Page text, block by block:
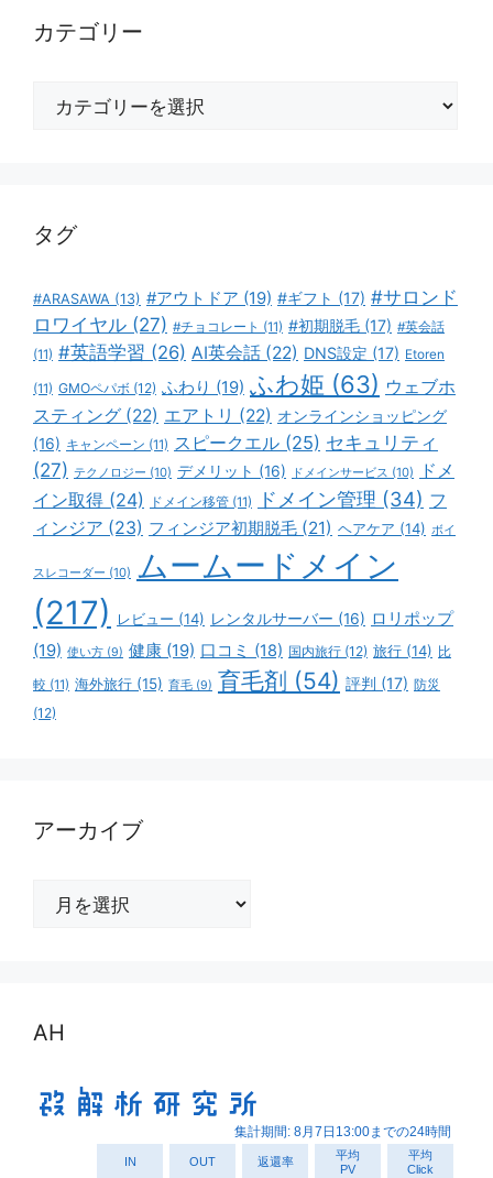
カテゴリー
タグ
#ARASAWA (13) #アウトドア (19) #ギフト (17) #サロンド
ロワイヤル (27) #チョコレート (11) #初期脱毛 (17) #英会話
(11) #英語学習 (26) AI英会話 (22) DNS設定 (17) Etoren
(11) GMOペパボ (12) ふわり (19) ふわ姫 (63) ウェブホ
スティング (22) エアトリ (22) オンラインショッピング
(16) キャンペーン (11) スピークエル (25) セキュリティ
(27) テクノロジー (10) デメリット (16) ドメインサービス (10)
ドメ
イン取得 (24) ドメイン移管 (11) ドメイン管理 (34) フ
ィンジア (23) フィンジア初期脱毛 (21) ヘアケア (14) ボイ
スレコーダー (10) ムームードメイン
(217)
レビュー (14) レンタルサーバー (16) ロリポップ
(19) 使い方 (9) 健康 (19) 口コミ (18) 国内旅行 (12) 旅行 (14) 比
較 (11) 海外旅行 (15) 育毛 (9) 育毛剤 (54) 評判 (17) 防災
(12)
アーカイブ
AH